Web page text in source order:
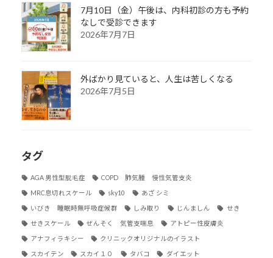
7月10日（金）午後は、内科初診の方も予約
なしで受診できます
2026年7月7日
外ばかり見ていると、人生は苦しくなる
2026年7月5日
タグ
AGA 男性型脱毛症 COPD 肺気腫 慢性気管支炎
MRC息切れスケール sky10 あざ シミ
いびき 睡眠時無呼吸症候群 しみ取り じんましん せき
せきスケール ぜんそく 気管支喘息 アトピー性皮膚炎
アナフィラキシー クリニックオリジナルのイラスト
スカイテン スカイ１０ タバコ ダイエット